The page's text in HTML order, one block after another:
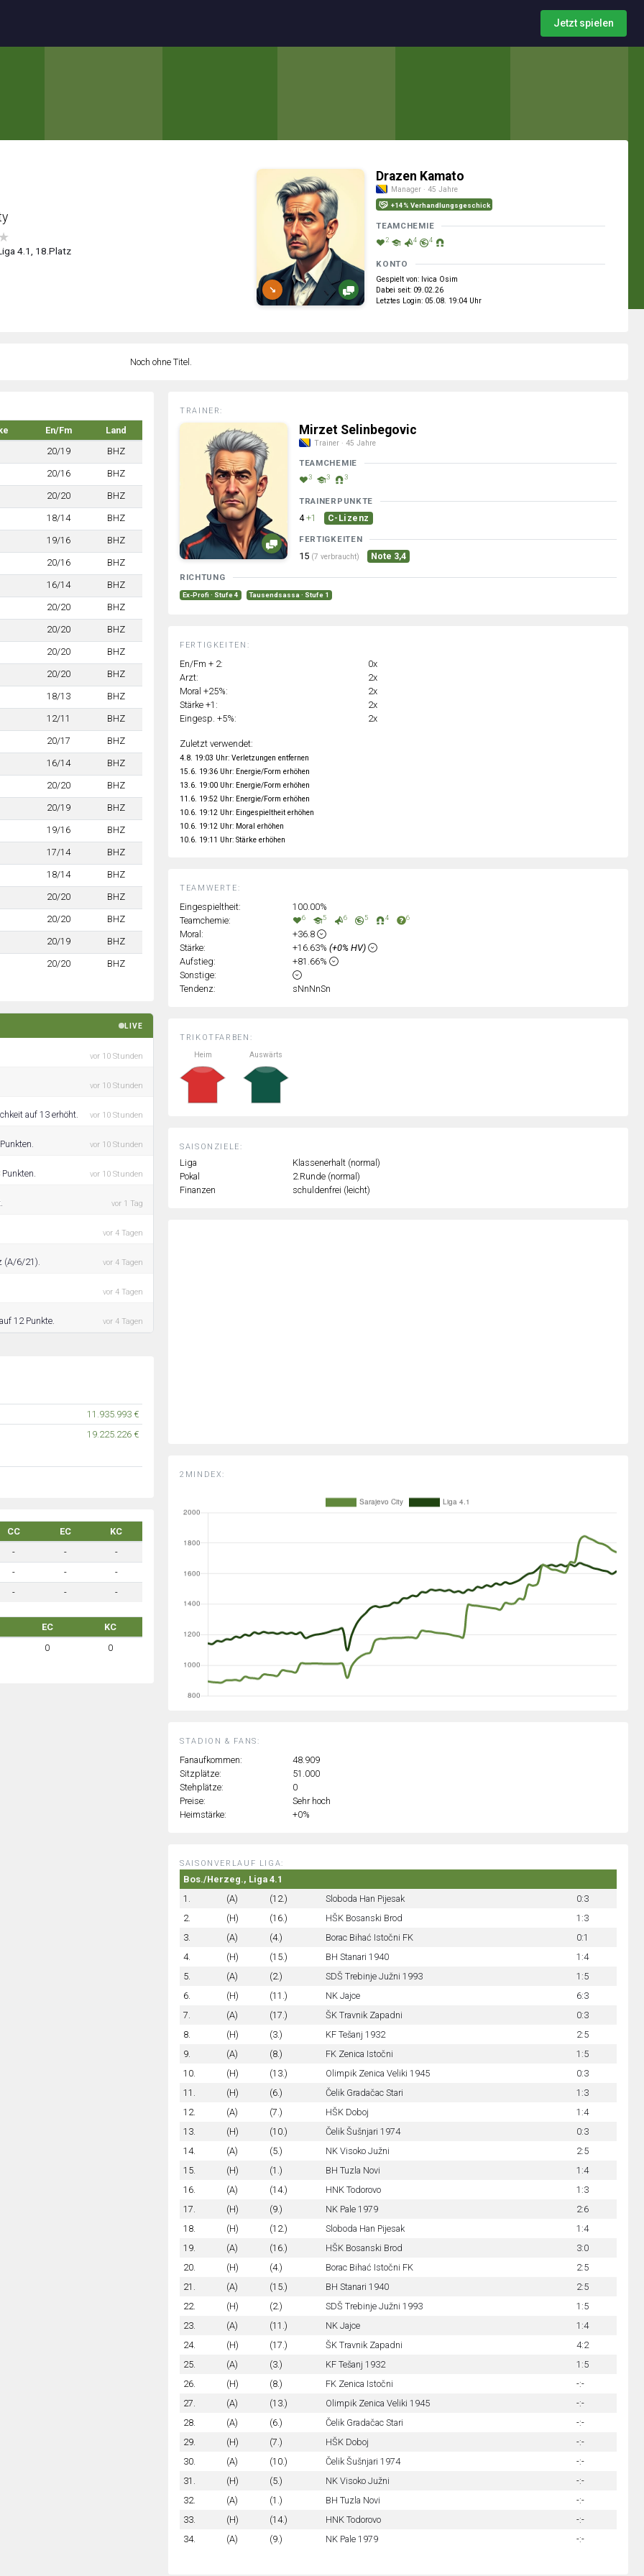
Jetzt spielen
★
4.1, 18.Platz
↘
Drazen Kamato
Manager · 45 Jahre
+14% Verhandlungsgeschick
TEAMCHEMIE
2 4 4
KONTO
Gespielt von: Ivica Osim
Dabei seit: 09.02.26
Letztes Login: 05.08. 19:04 Uhr
Noch ohne Titel.
En/Fm
Land
20/19 BHZ
20/16 BHZ
20/20 BHZ
18/14 BHZ
19/16 BHZ
20/16 BHZ
16/14 BHZ
20/20 BHZ
20/20 BHZ
20/20 BHZ
20/20 BHZ
18/13 BHZ
12/11 BHZ
20/17 BHZ
16/14 BHZ
20/20 BHZ
20/19 BHZ
19/16 BHZ
17/14 BHZ
18/14 BHZ
20/20 BHZ
20/20 BHZ
20/19 BHZ
20/20 BHZ
LIVE
vor 10 Stunden
vor 10 Stunden
auf 13 erhöht. vor 10 Stunden
vor 10 Stunden
vor 10 Stunden
vor 1 Tag
vor 4 Tagen
(A/6/21). vor 4 Tagen
vor 4 Tagen
12 Punkte. vor 4 Tagen
11.935.993 €
19.225.226 €
CC EC
KC
- -
-
- -
-
- - -
EC
KC
0 0
TRIKOTFARBEN:
Heim
Auswärts
SAISONZIELE:
Liga
Klassenerhalt (normal)
Pokal
2.Runde (normal)
Finanzen
schuldenfrei (leicht)
2MINDEX:
TEAMWERTE:
Eingespieltheit:
100.00%
Teamchemie:
6 5 6 5 4 6
Moral:
+36.8
Stärke:
+16.63% (+0% HV)
Aufstieg:
+81.66%
Sonstige:
Tendenz:
sNnNnSn
TRAINER:
Mirzet Selinbegovic
Trainer · 45 Jahre
TEAMCHEMIE
3 3 3
TRAINERPUNKTE
4 +1 C-Lizenz
FERTIGKEITEN
15 (7 verbraucht) Note 3,4
RICHTUNG
Ex-Profi · Stufe 4 Tausendsassa · Stufe 1
FERTIGKEITEN:
En/Fm + 2:
0x
Arzt:
2x
Moral +25%:
2x
Stärke +1:
2x
Eingesp. +5%:
2x
Zuletzt verwendet:
4.8. 19:03 Uhr: Verletzungen entfernen
15.6. 19:36 Uhr: Energie/Form erhöhen
13.6. 19:00 Uhr: Energie/Form erhöhen
11.6. 19:52 Uhr: Energie/Form erhöhen
10.6. 19:12 Uhr: Eingespieltheit erhöhen
10.6. 19:12 Uhr: Moral erhöhen
10.6. 19:11 Uhr: Stärke erhöhen
STADION & FANS:
Fanaufkommen:
48.909
Sitzplätze:
51.000
Stehplätze:
0
Preise:
Sehr hoch
Heimstärke:
+0%
SAISONVERLAUF LIGA:
Bos./Herzeg., Liga 4.1
1.
(A) (12.) Sloboda Han Pijesak
0:3
2.
(H) (16.) HŠK Bosanski Brod
1:3
3.
(A) (4.) Borac Bihać Istočni FK
0:1
4.
(H) (15.) BH Stanari 1940
1:4
5.
(A) (2.) SDŠ Trebinje Južni 1993
1:5
6.
(H) (11.) NK Jajce
6:3
7.
(A) (17.) ŠK Travnik Zapadni
0:3
8.
(H) (3.) KF Tešanj 1932
2:5
9.
(A) (8.) FK Zenica Istočni
1:5
10.
(H) (13.) Olimpik Zenica Veliki 1945
0:3
11.
(H) (6.) Čelik Gradačac Stari
1:3
12.
(A) (7.) HŠK Doboj
1:4
13.
(H) (10.) Čelik Šušnjari 1974
0:3
14.
(A) (5.) NK Visoko Južni
2:5
15.
(H) (1.) BH Tuzla Novi
1:4
16.
(A) (14.) HNK Todorovo
1:3
17.
(H) (9.) NK Pale 1979
2:6
18.
(H) (12.) Sloboda Han Pijesak
1:4
19.
(A) (16.) HŠK Bosanski Brod
3:0
20.
(H) (4.) Borac Bihać Istočni FK
2:5
21.
(A) (15.) BH Stanari 1940
2:5
22.
(H) (2.) SDŠ Trebinje Južni 1993
1:5
23.
(A) (11.) NK Jajce
1:4
24.
(H) (17.) ŠK Travnik Zapadni
4:2
25.
(A) (3.) KF Tešanj 1932
1:5
26.
(H) (8.) FK Zenica Istočni
-:-
27.
(A) (13.) Olimpik Zenica Veliki 1945
-:-
28.
(A) (6.) Čelik Gradačac Stari
-:-
29.
(H) (7.) HŠK Doboj
-:-
30.
(A) (10.) Čelik Šušnjari 1974
-:-
31.
(H) (5.) NK Visoko Južni
-:-
32.
(A) (1.) BH Tuzla Novi
-:-
33.
(H) (14.) HNK Todorovo
-:-
34.
(A) (9.) NK Pale 1979 -:-